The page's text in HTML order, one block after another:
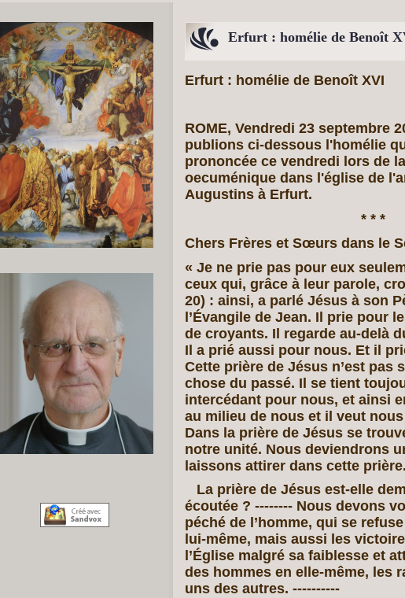
Erfurt : homélie de Benoît
Erfurt : homélie de Benoît XVI
ROME, Vendredi 23 septembre
publions ci-dessous l'homélie
prononcée ce vendredi lors de
oecuménique dans l'église de
Augustins à Erfurt.
* * *
Chers Frères et Sœurs dans le
« Je ne prie pas pour eux
ceux qui, grâce à leur parole,
20) : ainsi, a parlé Jésus à son
l’Évangile de Jean. Il prie pour
de croyants. Il regarde au-delà
Il a prié aussi pour nous. Et il
Cette prière de Jésus n’est pas
chose du passé. Il se tient
intercédant pour nous, et ainsi
au milieu de nous et il veut
Dans la prière de Jésus se
notre unité. Nous deviendrons
laissons attirer dans cette
La prière de Jésus est-elle
écoutée ? -------- Nous devons
péché de l’homme, qui se
lui-même, mais aussi les
l’Église malgré sa faiblesse et
des hommes en elle-même, les
uns des autres. ----------